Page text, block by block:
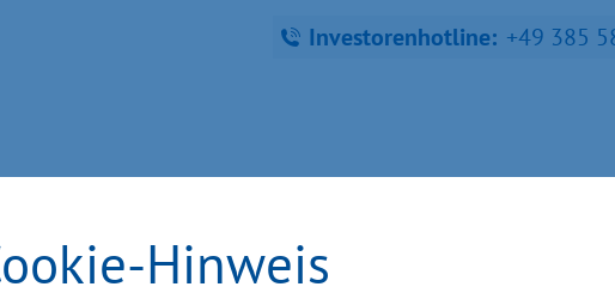
Hinweis
Investorenhotline: +49 385
Infra­struk­tur, Tou­ris­mus und